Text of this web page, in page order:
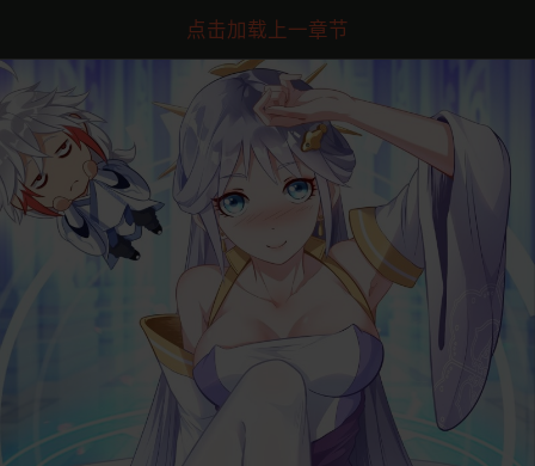
点击加载上一章节